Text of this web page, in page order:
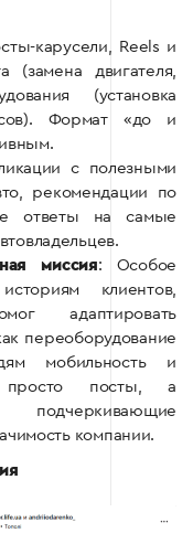
карусели, Reels и
двигателя,
(установка
Формат «до и
с полезными
рекомендации по
ответы на самые
миссия: Особое
клиентов,
адаптировать
переоборудование
мобильность и
просто посты, а
подчеркивающие
компании.